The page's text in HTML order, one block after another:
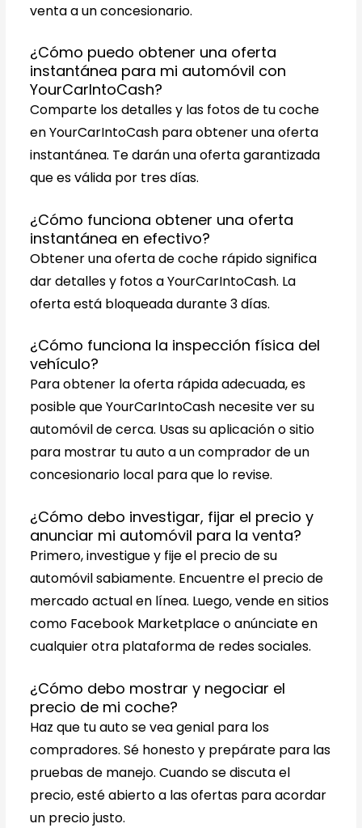
venta a un concesionario.
¿Cómo puedo obtener una oferta
instantánea para mi automóvil con
YourCarIntoCash?
Comparte los detalles y las fotos de tu coche
en YourCarIntoCash para obtener una oferta
instantánea. Te darán una oferta garantizada
que es válida por tres días.
¿Cómo funciona obtener una oferta
instantánea en efectivo?
Obtener una oferta de coche rápido significa
dar detalles y fotos a YourCarIntoCash. La
oferta está bloqueada durante 3 días.
¿Cómo funciona la inspección física del
vehículo?
Para obtener la oferta rápida adecuada, es
posible que YourCarIntoCash necesite ver su
automóvil de cerca. Usas su aplicación o sitio
para mostrar tu auto a un comprador de un
concesionario local para que lo revise.
¿Cómo debo investigar, fijar el precio y
anunciar mi automóvil para la venta?
Primero, investigue y fije el precio de su
automóvil sabiamente. Encuentre el precio de
mercado actual en línea. Luego, vende en sitios
como Facebook Marketplace o anúnciate en
cualquier otra plataforma de redes sociales.
¿Cómo debo mostrar y negociar el
precio de mi coche?
Haz que tu auto se vea genial para los
compradores. Sé honesto y prepárate para las
pruebas de manejo. Cuando se discuta el
precio, esté abierto a las ofertas para acordar
un precio justo.